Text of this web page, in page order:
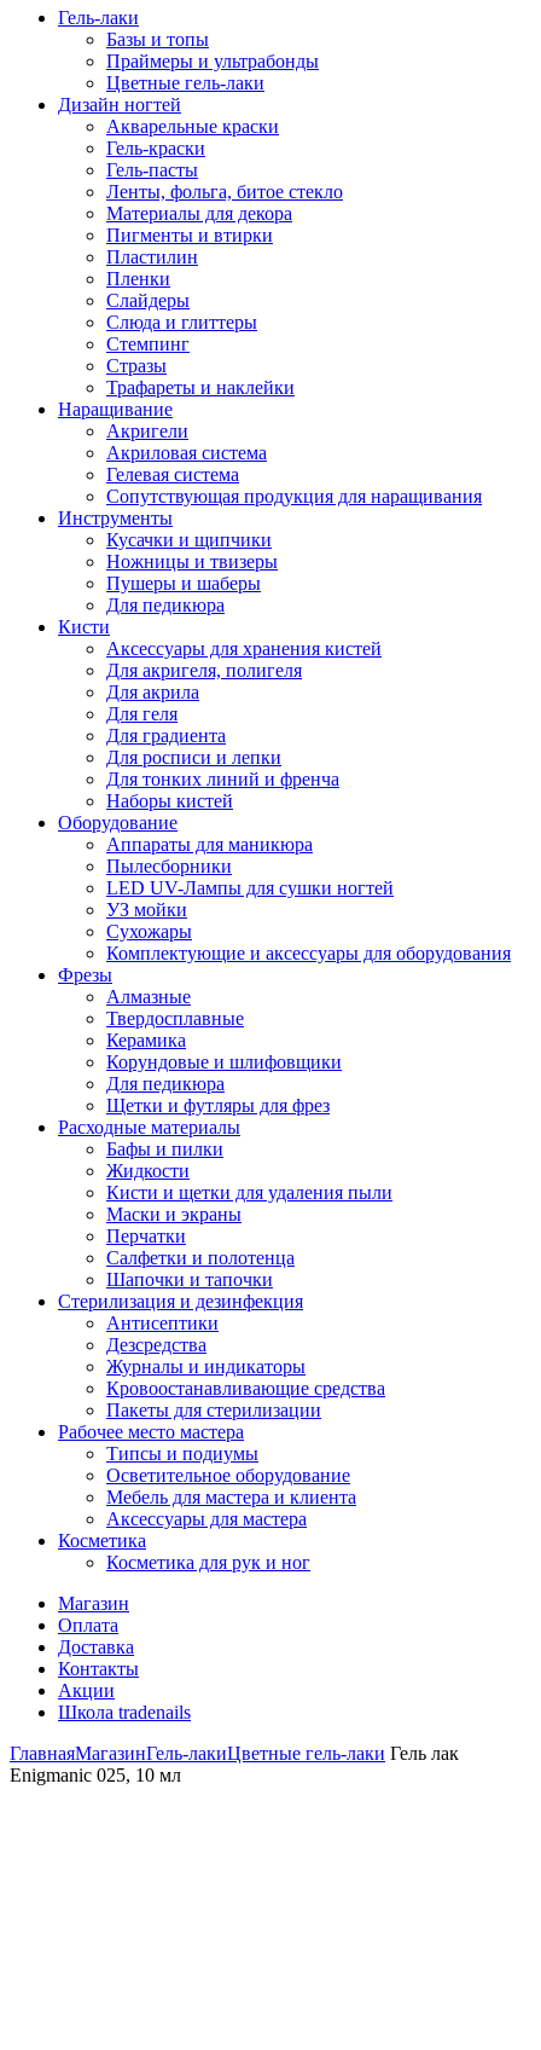
Гель-лаки
Базы и топы
Праймеры и ультрабонды
Цветные гель-лаки
Дизайн ногтей
Акварельные краски
Гель-краски
Гель-пасты
Ленты, фольга, битое стекло
Материалы для декора
Пигменты и втирки
Пластилин
Пленки
Слайдеры
Слюда и глиттеры
Стемпинг
Стразы
Трафареты и наклейки
Наращивание
Акригели
Акриловая система
Гелевая система
Сопутствующая продукция для наращивания
Инструменты
Кусачки и щипчики
Ножницы и твизеры
Пушеры и шаберы
Для педикюра
Кисти
Аксессуары для хранения кистей
Для акригеля, полигеля
Для акрила
Для геля
Для градиента
Для росписи и лепки
Для тонких линий и френча
Наборы кистей
Оборудование
Аппараты для маникюра
Пылесборники
LED UV-Лампы для сушки ногтей
УЗ мойки
Сухожары
Комплектующие и аксессуары для оборудования
Фрезы
Алмазные
Твердосплавные
Керамика
Корундовые и шлифовщики
Для педикюра
Щетки и футляры для фрез
Расходные материалы
Бафы и пилки
Жидкости
Кисти и щетки для удаления пыли
Маски и экраны
Перчатки
Салфетки и полотенца
Шапочки и тапочки
Стерилизация и дезинфекция
Антисептики
Дезсредства
Журналы и индикаторы
Кровоостанавливающие средства
Пакеты для стерилизации
Рабочее место мастера
Типсы и подиумы
Осветительное оборудование
Мебель для мастера и клиента
Аксессуары для мастера
Косметика
Косметика для рук и ног
Магазин
Оплата
Доставка
Контакты
Акции
Школа tradenails
ГлавнаяМагазинГель-лакиЦветные гель-лаки Гель лак
Enigmanic 025, 10 мл